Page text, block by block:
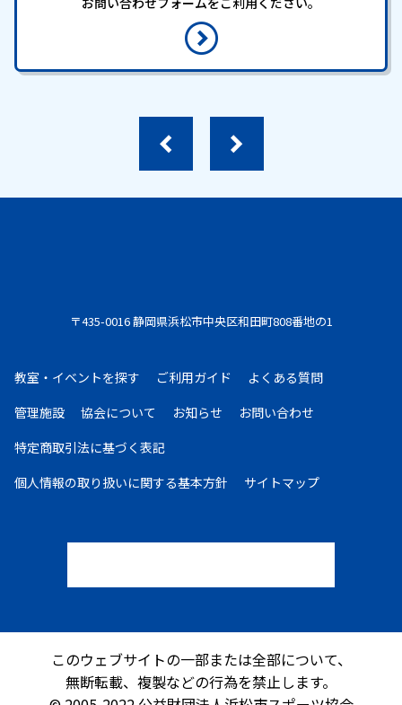
〒435-0016 静岡県浜松市中央区和田町808番地の1
教室・イベントを探す ご利用ガイド
よくある質問
管理施設
協会について お知らせ
お問い合わせ
特定商取引法に基づく表記
個人情報の取り扱いに関する基本方針 サイトマップ
このウェブサイトの一部または全部について、
無断転載、複製などの行為を禁止します。